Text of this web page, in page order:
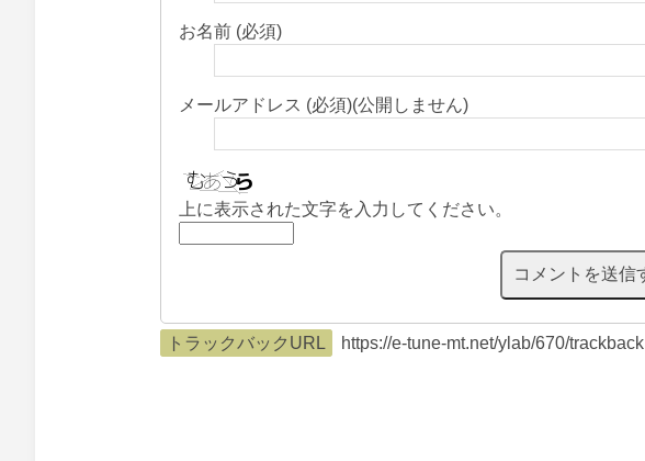
お名前 (必須)
メールアドレス (必須)(公開しません)
上に表示された文字を入力してください。
トラックバックURL https://e-tune-mt.net/ylab/670/trackback